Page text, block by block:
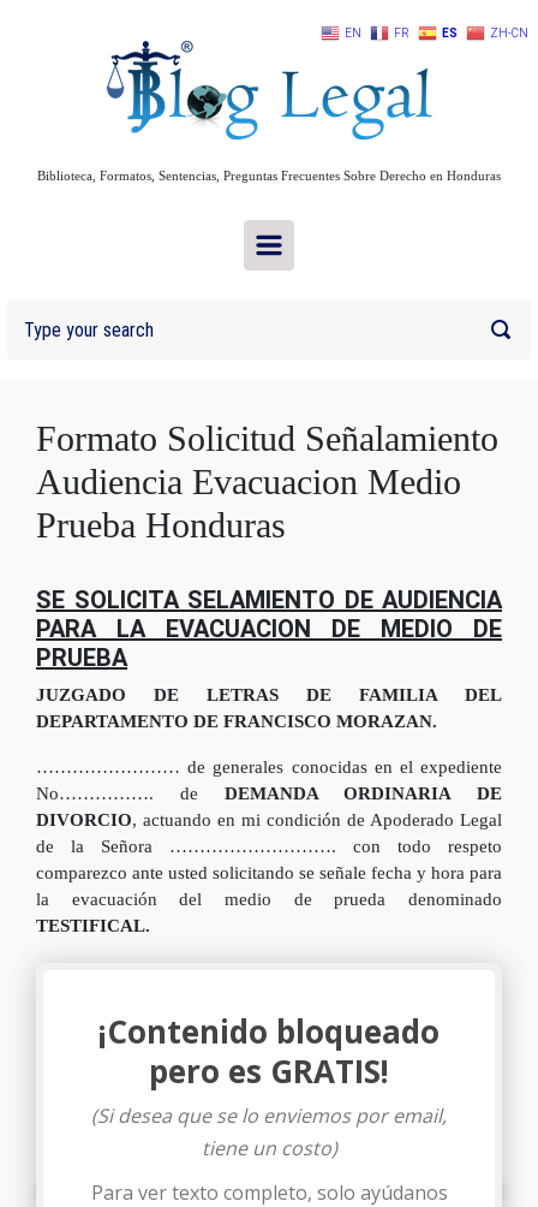
Biblioteca, Formatos, Sentencias, Preguntas Frecuentes Sobre Derecho en Honduras
Formato Solicitud Señalamiento
Audiencia Evacuacion Medio
Prueba Honduras
SE SOLICITA SELAMIENTO DE AUDIENCIA
PARA LA EVACUACION DE MEDIO DE
PRUEBA
JUZGADO DE LETRAS DE FAMILIA DEL
DEPARTAMENTO DE FRANCISCO MORAZAN.
…………………… de generales conocidas en el expediente
No……………. de DEMANDA ORDINARIA DE
DIVORCIO, actuando en mi condición de Apoderado Legal
de la Señora ………………………. con todo respeto
comparezco ante usted solicitando se señale fecha y hora para
la evacuación del medio de prueda denominado
TESTIFICAL.
PETICION
Al Señor Juez en reitero de mi respetoPIDO:Admitir el
¡Contenido bloqueado
pero es GRATIS!
(Si desea que se lo enviemos por email,
tiene un costo)
Para ver texto completo, solo ayúdanos
EN FR ES ZH-CN